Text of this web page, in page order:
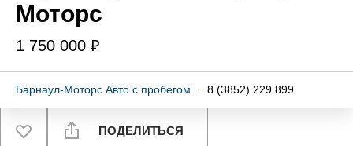
Моторс
1 750 000 ₽
Барнаул-Моторс Авто с пробегом · 8 (3852) 229 899
ПОДЕЛИТЬСЯ